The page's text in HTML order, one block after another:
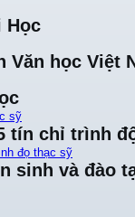
Học
học Việt
sỹ
tín chỉ trình
đọ thạc sỹ
sinh và đào